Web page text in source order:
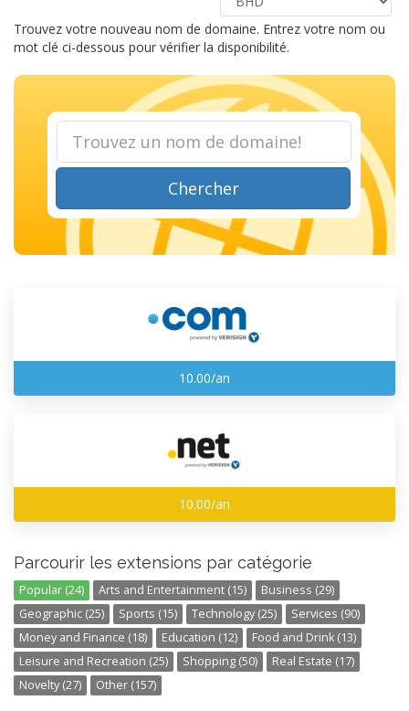
Trouvez votre nouveau nom de domaine. Entrez votre nom ou
mot clé ci-dessous pour vérifier la disponibilité.
Chercher
10.00/an
10.00/an
Parcourir les extensions par catégorie
Popular (24) Arts and Entertainment (15)
Business (29)
Geographic (25)
Sports (15) Technology (25)
Services (90)
Money and Finance (18)
Education (12)
Food and Drink (13)
Leisure and Recreation (25)
Shopping (50)
Real Estate (17)
Novelty (27)
Other (157)